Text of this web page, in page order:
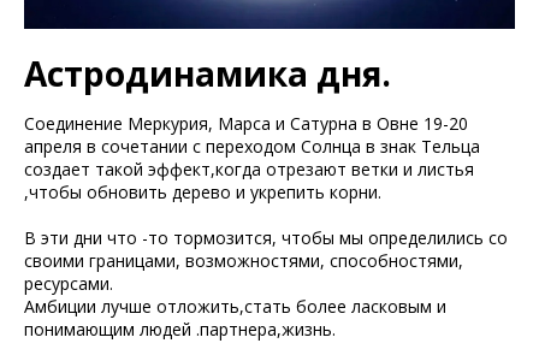
Астродинамика дня.
Соединение Меркурия, Марса и Сатурна в Овне 19-20
апреля в сочетании с переходом Солнца в знак Тельца
создает такой эффект,когда отрезают ветки и листья
,чтобы обновить дерево и укрепить корни.
В эти дни что -то тормозится, чтобы мы определились со
своими границами, возможностями, способностями,
ресурсами.
Амбиции лучше отложить,стать более ласковым и
понимающим людей .партнера,жизнь.